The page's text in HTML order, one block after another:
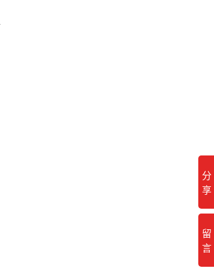
分
享
留
言